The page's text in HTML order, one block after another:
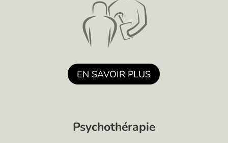
EN SAVOIR PLUS
Psychothérapie